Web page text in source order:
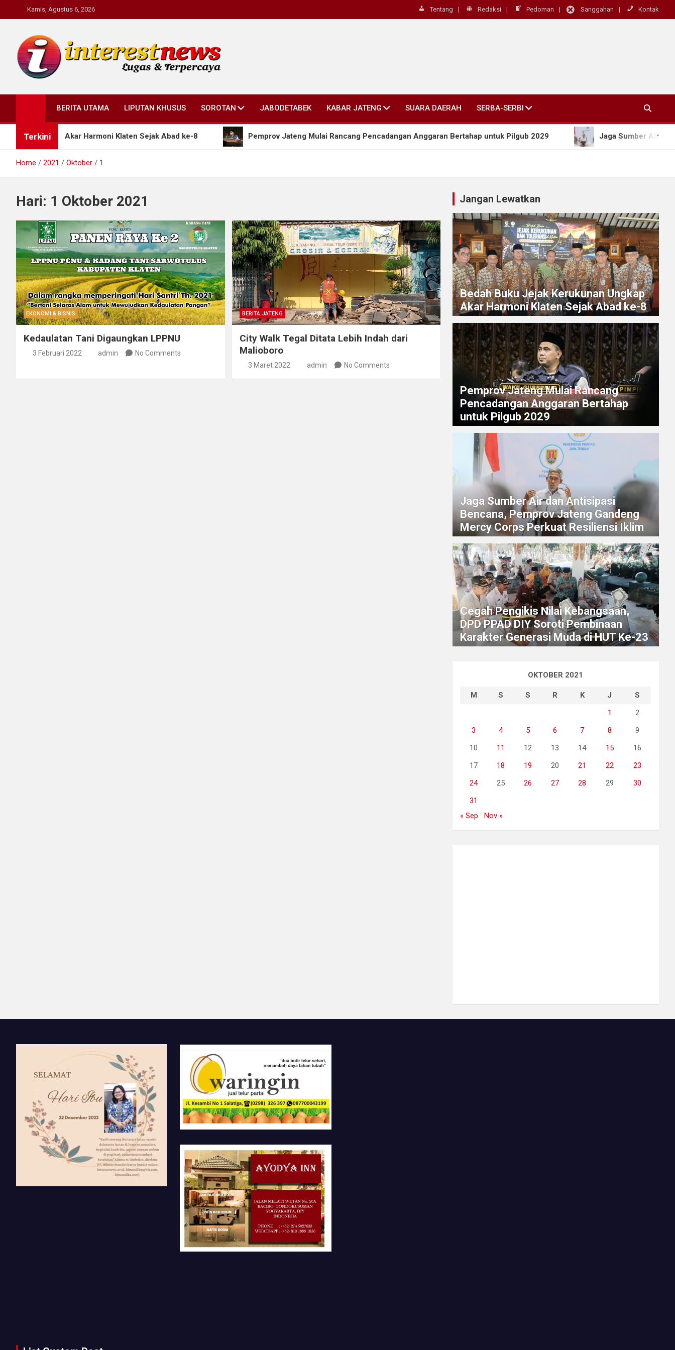
to
Kamis, Agustus 6, 2026 Tentang Redaksi Pedoman Sanggahan Kontak
Interestnews.or.id
BERITA UTAMA LIPUTAN KHUSUS SOROTAN JABODETABEK KABAR JATENG SUARA DAERAH SERBA-SERBI
Terkini
Ungkap Akar Harmoni Klaten Sejak Abad ke-8 Pemprov Jateng Mulai Rancang Pencadangan Anggaran Bertahap untuk Pilgub 2029 Jaga Sumber Air dan
Home 2021 Oktober 1
Hari: 1 Oktober 2021
EKONOMI & BISNIS
Kedaulatan Tani Digaungkan LPPNU
3 Februari 2022 admin No Comments
BERITA JATENG
City Walk Tegal Ditata Lebih Indah dari
Malioboro
3 Maret 2022 admin No Comments
Jangan Lewatkan
Bedah Buku Jejak Kerukunan Ungkap
Akar Harmoni Klaten Sejak Abad ke-8
Pemprov Jateng Mulai Rancang
Pencadangan Anggaran Bertahap
untuk Pilgub 2029
Jaga Sumber Air dan Antisipasi
Bencana, Pemprov Jateng Gandeng
Mercy Corps Perkuat Resiliensi Iklim
Cegah Pengikis Nilai Kebangsaan,
DPD PPAD DIY Soroti Pembinaan
Karakter Generasi Muda di HUT Ke-23
OKTOBER 2021
M S S R K J
S
1
2
3
4 5 6 7 8
9
10
11 12 13 14 15
16
17
18 19 20 21 22
23
24
25 26 27 28 29
30
31
« Sep
Nov »